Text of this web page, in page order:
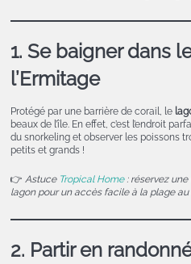
1. Se baigner dans
l’Ermitage
Protégé par une barrière de corail, le
beaux de l’île. En effet, c’est l’endroit
du snorkeling et observer les poissons
petits et grands !
👉 Astuce Tropical Home: réservez une
lagon pour un accès facile à la plage au
2. Partir en